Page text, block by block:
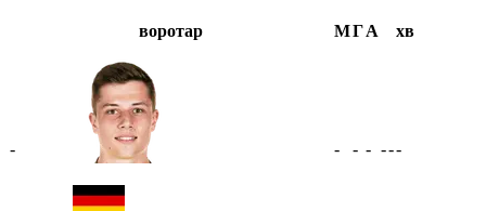
воротар МГА хв
- - - - ---